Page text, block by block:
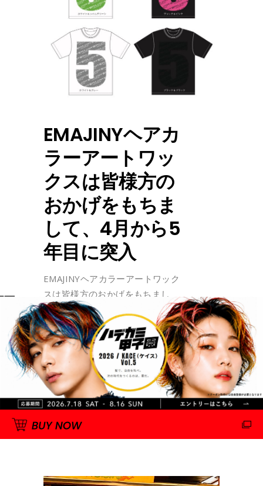
EMAJINYヘアカ
ラーアートワッ
クスは皆様方の
おかげをもちま
して、4月から5
年目に突入
EMAJINYヘアカラーアートワック
スは皆様方のおかげをもちまし
て、4月から5年目に突入 まだまだ
小さいですが小さいなりに精一杯
頑張って参ります。 5周年を記念
して5にちなんだささやかながら
感謝祭計画中 お楽しみにー 5th
anniversary T-shirt EMAJINY
Byhattori
2020年3月10日
0 Comments